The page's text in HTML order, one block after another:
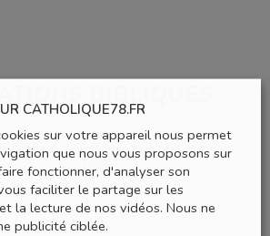
4
CATHOLIQUE78.FR
sur votre appareil nous permet
que nous vous proposons sur
fonctionner, d'analyser son
faciliter le partage sur les
la lecture de nos vidéos. Nous ne
publicité ciblée.